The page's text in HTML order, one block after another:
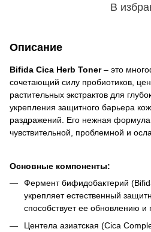
В
Описание
Bifida Cica Herb Toner– это
сочетающий силу пробиотиков,
растительных экстрактов для
укрепления защитного барьера
раздражений. Его нежная
чувствительной, проблемной и
Основные компоненты:
Фермент бифидобактерий
укрепляет естественный
способствует ее обновлению и
Центела азиатская (Cica